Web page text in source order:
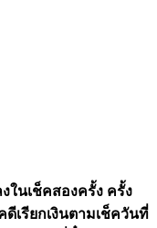
ในเช็คสองครั้ง ครั้ง
เรียกเงินตามเช็ควันที่